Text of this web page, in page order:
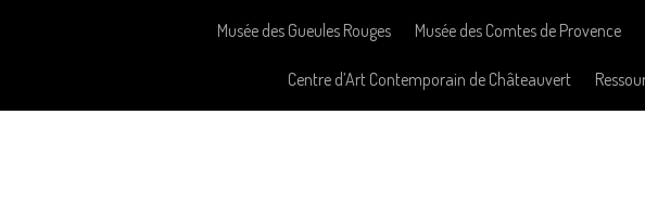
Musée des Gueules Rouges Musée des Comtes de Provence
Centre d’Art Contemporain de Châteauvert